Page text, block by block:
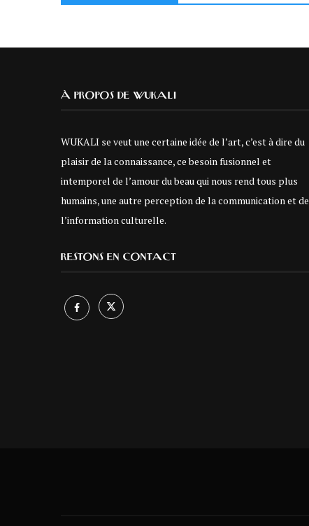
À PROPOS DE WUKALI
WUKALI se veut une certaine idée de l’art, c’est à dire du
plaisir de la connaissance, ce besoin fusionnel et
intemporel de l’amour du beau qui nous rend tous plus
humains, une autre perception de la communication et de
l’information culturelle.
RESTONS EN CONTACT